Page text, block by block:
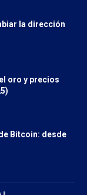
la dirección
oro y precios
Bitcoin: desde